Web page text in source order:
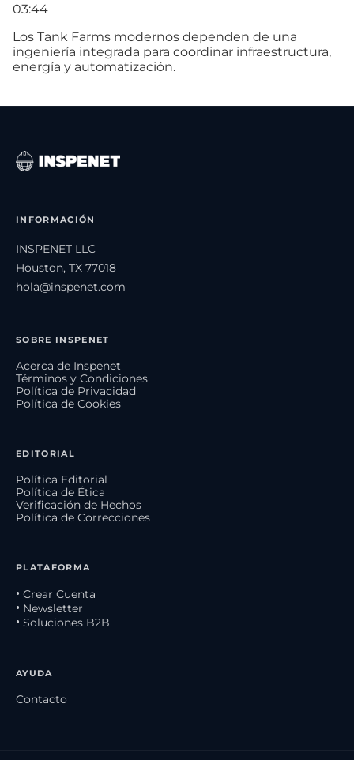
03:44
Los Tank Farms modernos dependen de una
ingeniería integrada para coordinar infraestructura,
energía y automatización.
INFORMACIÓN
INSPENET LLC
Houston, TX 77018
hola@inspenet.com
SOBRE INSPENET
Acerca de Inspenet
Términos y Condiciones
Política de Privacidad
Política de Cookies
EDITORIAL
Política Editorial
Política de Ética
Verificación de Hechos
Política de Correcciones
PLATAFORMA
• Crear Cuenta
• Newsletter
• Soluciones B2B
AYUDA
Contacto